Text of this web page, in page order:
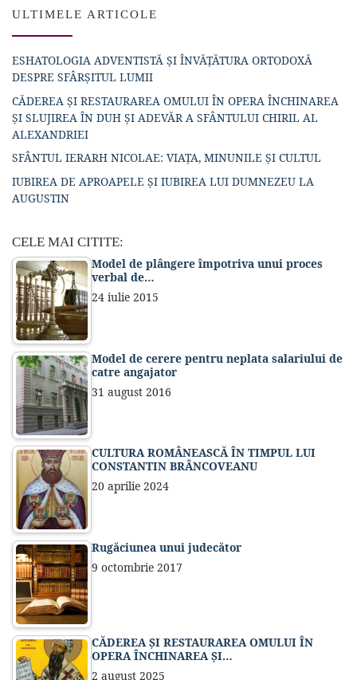
ULTIMELE ARTICOLE
ESHATOLOGIA ADVENTISTĂ ȘI ÎNVĂȚĂTURA ORTODOXĂ
DESPRE SFÂRȘITUL LUMII
CĂDEREA ȘI RESTAURAREA OMULUI ÎN OPERA ÎNCHINAREA
ȘI SLUJIREA ÎN DUH ȘI ADEVĂR A SFÂNTULUI CHIRIL AL
ALEXANDRIEI
SFÂNTUL IERARH NICOLAE: VIAȚA, MINUNILE ȘI CULTUL
IUBIREA DE APROAPELE ȘI IUBIREA LUI DUMNEZEU LA
AUGUSTIN
CELE MAI CITITE:
Model de plângere împotriva unui proces
verbal de…
24 iulie 2015
Model de cerere pentru neplata salariului de
catre angajator
31 august 2016
CULTURA ROMÂNEASCĂ ÎN TIMPUL LUI
CONSTANTIN BRÂNCOVEANU
20 aprilie 2024
Rugăciunea unui judecător
9 octombrie 2017
CĂDEREA ȘI RESTAURAREA OMULUI ÎN
OPERA ÎNCHINAREA ȘI…
2 august 2025